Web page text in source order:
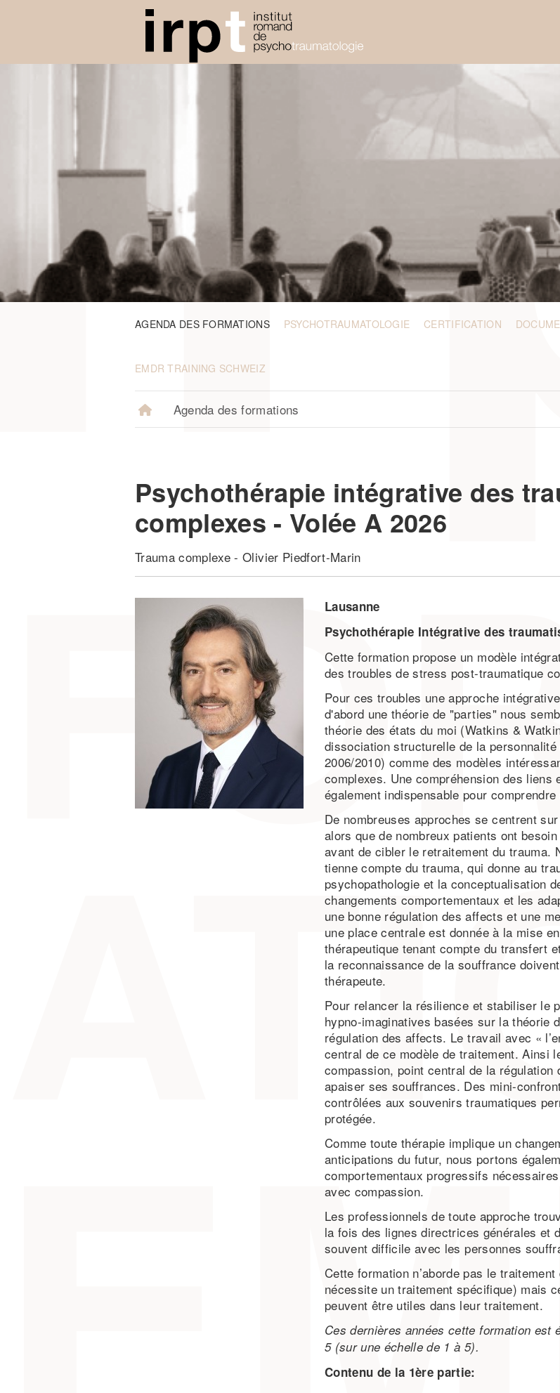
AGENDA DES FORMATIONS PSYCHOTRAUMATOLOGIE CERTIFICATION
EMDR TRAINING SCHWEIZ
Agenda des formations
Psychothérapie intégrative des
complexes - Volée A 2026
Trauma complexe-Olivier Piedfort-Marin
Lausanne
Psychothérapie Intégrative des
Cette formation propose un modèle
des troubles de stress post-traumatique
Pour ces troubles une approche
d'abord une théorie de "parties" nous
théorie des états du moi (Watkins &
dissociation structurelle de la
2006/2010) comme des modèles
complexes. Une compréhension des liens
également indispensable pour
De nombreuses approches se centrent
alors que de nombreux patients ont
avant de cibler le retraitement du trauma.
tienne compte du trauma, qui donne au
psychopathologie et la conceptualisation
changements comportementaux et les
une bonne régulation des affects et une
une place centrale est donnée à la mise
thérapeutique tenant compte du transfert
la reconnaissance de la souffrance
thérapeute.
Pour relancer la résilience et stabiliser le
hypno-imaginatives basées sur la théorie
régulation des affects. Le travail avec «
central de ce modèle de traitement. Ainsi
compassion, point central de la
apaiser ses souffrances. Des mini-
contrôlées aux souvenirs traumatiques
protégée.
Comme toute thérapie implique un
anticipations du futur, nous portons
comportementaux progressifs
avec compassion.
Les professionnels de toute approche
la fois des lignes directrices générales et
souvent difficile avec les personnes
Cette formation n’aborde pas le
nécessite un traitement spécifique) mais
peuvent être utiles dans leur traitement.
Ces dernières années cette formation est
5 (sur une échelle de 1 à 5).
Contenu de la 1ère partie: